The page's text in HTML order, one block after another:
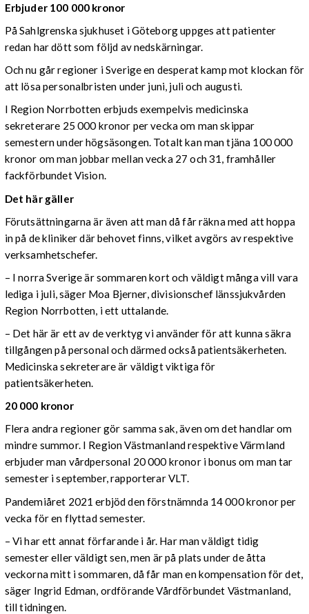
Erbjuder 100 000 kronor
På Sahlgrenska sjukhuset i Göteborg uppges att patienter
redan har dött som följd av nedskärningar.
Och nu går regioner i Sverige en desperat kamp mot klockan för
att lösa personalbristen under juni, juli och augusti.
I Region Norrbotten erbjuds exempelvis medicinska
sekreterare 25 000 kronor per vecka om man skippar
semestern under högsäsongen. Totalt kan man tjäna 100 000
kronor om man jobbar mellan vecka 27 och 31, framhåller
fackförbundet Vision.
Det här gäller
Förutsättningarna är även att man då får räkna med att hoppa
in på de kliniker där behovet finns, vilket avgörs av respektive
verksamhetschefer.
– I norra Sverige är sommaren kort och väldigt många vill vara
lediga i juli, säger Moa Bjerner, divisionschef länssjukvården
Region Norrbotten, i ett uttalande.
– Det här är ett av de verktyg vi använder för att kunna säkra
tillgången på personal och därmed också patientsäkerheten.
Medicinska sekreterare är väldigt viktiga för
patientsäkerheten.
20 000 kronor
Flera andra regioner gör samma sak, även om det handlar om
mindre summor. I Region Västmanland respektive Värmland
erbjuder man vårdpersonal 20 000 kronor i bonus om man tar
semester i september, rapporterar VLT.
Pandemiåret 2021 erbjöd den förstnämnda 14 000 kronor per
vecka för en flyttad semester.
– Vi har ett annat förfarande i år. Har man väldigt tidig
semester eller väldigt sen, men är på plats under de åtta
veckorna mitt i sommaren, då får man en kompensation för det,
säger Ingrid Edman, ordförande Vårdförbundet Västmanland,
till tidningen.